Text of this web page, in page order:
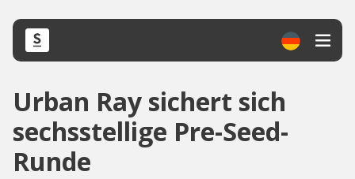
Urban Ray sichert sich
sechsstellige Pre-Seed-
Runde